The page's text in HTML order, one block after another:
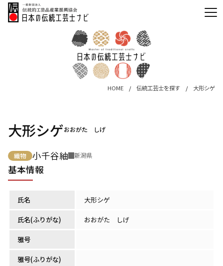
HOME 伝統工芸士を探す 大形シゲ
大形シゲおおがた しげ
織物 小千谷紬 新潟県
基本情報
氏名 大形シゲ
氏名(ふりがな) おおがた しげ
雅号
雅号(ふりがな)